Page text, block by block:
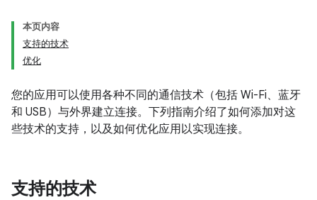
本页内容
支持的技术
优化
您的应用可以使用各种不同的通信技术（包括 Wi-Fi、蓝牙
和 USB）与外界建立连接。下列指南介绍了如何添加对这
些技术的支持，以及如何优化应用以实现连接。
支持的技术